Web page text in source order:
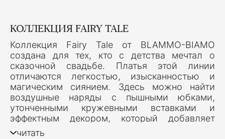
КОЛЛЕКЦИЯ FAIRY TALE
Коллекция Fairy Tale от BLAMMO-BIAMO
создана для тех, кто с детства мечтал о
сказочной свадьбе. Платья этой линии
отличаются легкостью, изысканностью и
магическим сиянием. Здесь можно найти
воздушные наряды с пышными юбками,
утонченными кружевными вставками и
эффектным декором, который добавляет
особую романтичность.
читать